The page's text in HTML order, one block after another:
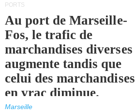
PORTS
Au port de Marseille-
Fos, le trafic de
marchandises diverses
augmente tandis que
celui des marchandises
en vrac diminue.
Marseille